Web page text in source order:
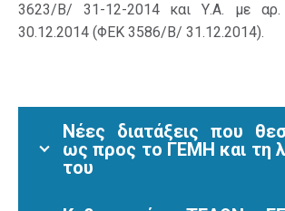
3623/Β/ 31-12-2014 και Υ.Α. με
30.12.2014 (ΦΕΚ 3586/Β/ 31.12.2014).
Νέες διατάξεις που
ως προς το ΓΕΜΗ και τη
του